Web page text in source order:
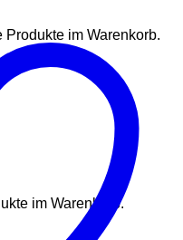
im Warenkorb.
im Warenkorb.